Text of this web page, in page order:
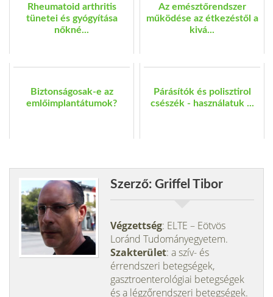
Rheumatoid arthritis
tünetei és gyógyítása
nőkné...
Az emésztőrendszer
működése az étkezéstől a
kivá...
Biztonságosak-e az
emlőimplantátumok?
Párásítók és polisztirol
csészék - használatuk ...
Szerző: Griffel Tibor
Végzettség: ELTE – Eötvös
Loránd Tudományegyetem.
Szakterület: a szív- és
érrendszeri betegségek,
gasztroenterológiai betegségek
és a légzőrendszeri betegségek.